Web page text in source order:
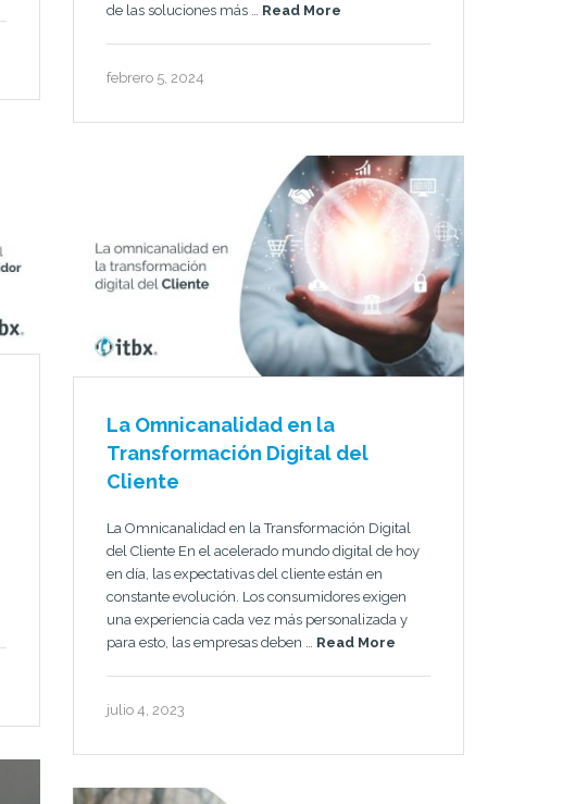
de las soluciones más … Read More
febrero 5, 2024
La Omnicanalidad en la
Transformación Digital del
Cliente
La Omnicanalidad en la Transformación Digital
del Cliente En el acelerado mundo digital de hoy
en día, las expectativas del cliente están en
constante evolución. Los consumidores exigen
una experiencia cada vez más personalizada y
para esto, las empresas deben … Read More
julio 4, 2023